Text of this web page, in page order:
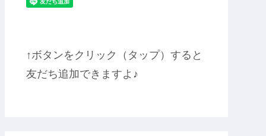
↑ボタンをクリック（タップ）すると
友だち追加できますよ♪